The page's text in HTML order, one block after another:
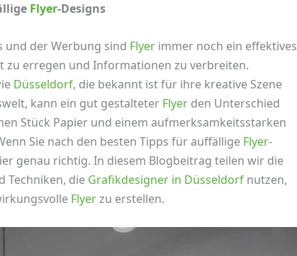
Flyer-Designs
und der Werbung sind Flyerimmer noch ein effektives
zu erregen und Informationen zu verbreiten.
Düsseldorf, die bekannt ist für ihre kreative Szene
kann ein gut gestalteter Flyerden Unterschied
Stück Papier und einem aufmerksamkeitsstarken
Sie nach den besten Tipps für auffällige Flyer-
genau richtig. In diesem Blogbeitrag teilen wir die
Techniken, die Grafikdesigner in Düsseldorfnutzen,
Flyerzu erstellen.